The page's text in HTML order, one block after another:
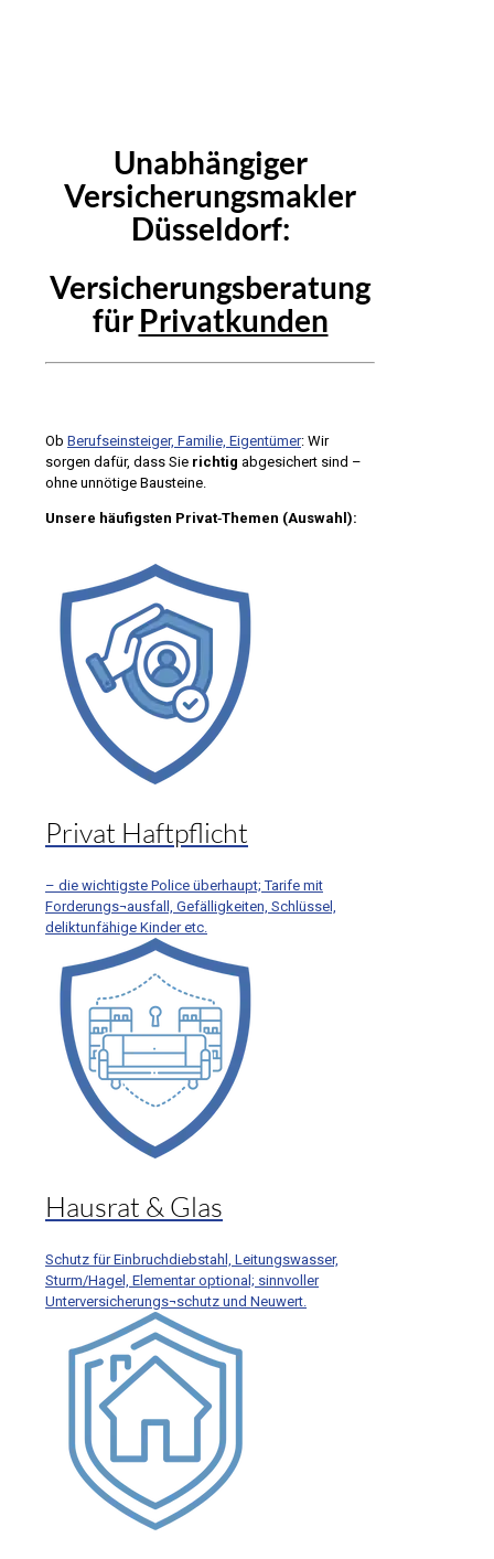
Unabhängiger
Versicherungsmakler
Düsseldorf:
Versicherungsberatung
für Privatkunden
Ob Berufseinsteiger, Familie, Eigentümer: Wir
sorgen dafür, dass Sie richtig abgesichert sind –
ohne unnötige Bausteine.
Unsere häufigsten Privat‑Themen (Auswahl):
Privat Haftpflicht
– die wichtigste Police überhaupt; Tarife mit
Forderungs¬ausfall, Gefälligkeiten, Schlüssel,
deliktunfähige Kinder etc.
Hausrat & Glas
Schutz für Einbruchdiebstahl, Leitungswasser,
Sturm/Hagel, Elementar optional; sinnvoller
Unterversicherungs¬schutz und Neuwert.